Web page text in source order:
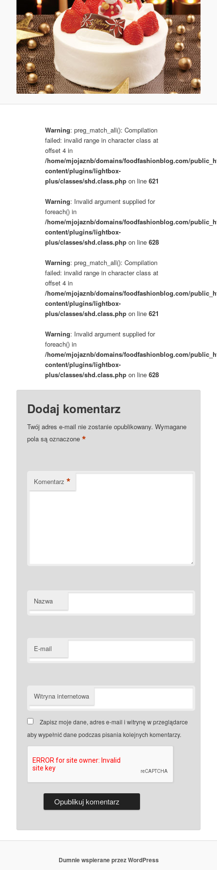
b
a
z
k
a
c
h
Warning: preg_match_all(): Compilation
failed: invalid range in character class at
offset 4 in
/home/mjojaznb/domains/foodfashionblog.com/
content/plugins/lightbox-
plus/classes/shd.class.php on line621
Warning: Invalid argument supplied for
foreach() in
/home/mjojaznb/domains/foodfashionblog.com/
content/plugins/lightbox-
plus/classes/shd.class.php on line628
Warning: preg_match_all(): Compilation
failed: invalid range in character class at
offset 4 in
/home/mjojaznb/domains/foodfashionblog.com/
content/plugins/lightbox-
plus/classes/shd.class.php on line621
Warning: Invalid argument supplied for
foreach() in
/home/mjojaznb/domains/foodfashionblog.com/
content/plugins/lightbox-
plus/classes/shd.class.php on line628
Dodaj komentarz
Twój adres e-mail nie zostanie opublikowany. Wymagane
pola są oznaczone*
Komentarz *
Nazwa
E-mail
Witryna internetowa
Zapisz moje dane, adres e-mail i witrynę w przeglądarce
aby wypełnić dane podczas pisania kolejnych komentarzy.
Dumnie wspierane przez WordPress